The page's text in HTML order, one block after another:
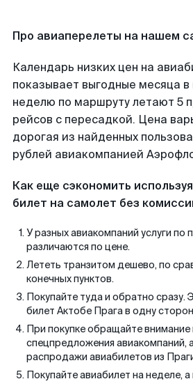
Про авиаперелеты на нашем
Календарь низких цен на
показывает выгодные месяца
неделю по маршруту летают 5
рейсов с пересадкой. Цена
дорогая из найденных
рублей авиакомпанией
Как еще сэкономить
билет на самолет без
У разных авиакомпаний услуги по
различаются по цене.
Лететь транзитом дешево, по
конечных пунктов.
Покупайте туда и обратно сразу.
билет Актобе Прага в одну
При покупке обращайте внимание
спецпредложения авиакомпаний,
распродажи авиабилетов из
Покупайте авиабилет на неделе,